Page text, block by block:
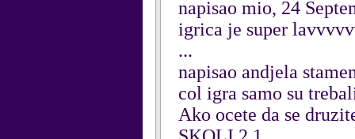
napisao mio, 24
igrica je super
...
napisao andjela
col igra samo su
Ako ocete da se